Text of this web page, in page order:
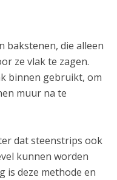
bakstenen, die alleen
ze vlak te zagen.
binnen gebruikt, om
muur na te
dat steenstrips ook
kunnen worden
is deze methode en